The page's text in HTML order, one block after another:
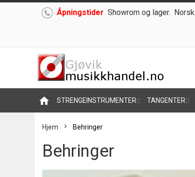
Hoppe Åpningstider Showrom og lager.
home STRENGEINSTRUMENTER TANGENTER
Hjem Behringer
Behringer